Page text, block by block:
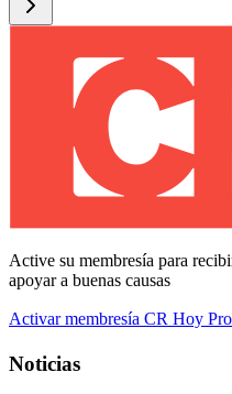
Active su membresía para
apoyar a buenas causas
Activar membresía CR Hoy Pro
Noticias